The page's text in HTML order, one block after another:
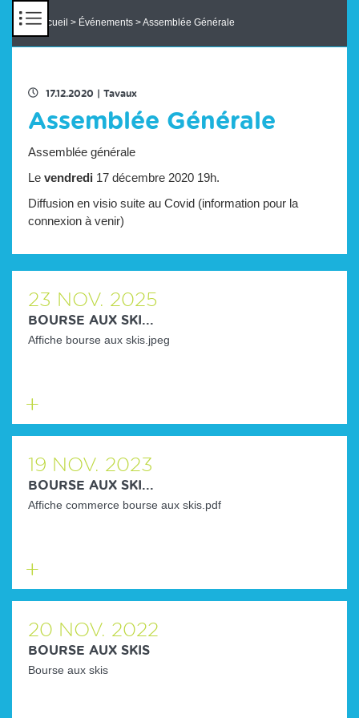
Accueil > Événements > Assemblée Générale
17.12.2020 Tavaux
Assemblée Générale
Assemblée générale
Le vendredi 17 décembre 2020 19h.
Diffusion en visio suite au Covid (information pour la
connexion à venir)
23 NOV. 2025
BOURSE AUX SKI...
Affiche bourse aux skis.jpeg
En
savoir
plus
19 NOV. 2023
BOURSE AUX SKI...
Affiche commerce bourse aux skis.pdf
En
savoir
plus
20 NOV. 2022
BOURSE AUX SKIS
Bourse aux skis